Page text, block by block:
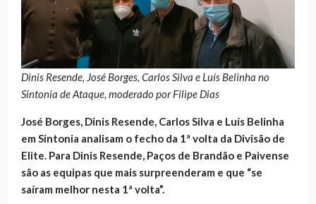
Dinis Resende, José Borges, Carlos Silva e Luís Belinha no
Sintonia de Ataque, moderado por Filipe Dias
José Borges, Dinis Resende, Carlos Silva e Luís Belinha
em Sintonia analisam o fecho da 1ª volta da Divisão de
Elite. Para Dinis Resende, Paços de Brandão e Paivense
são as equipas que mais surpreenderam e que “se
saíram melhor nesta 1ª volta”.